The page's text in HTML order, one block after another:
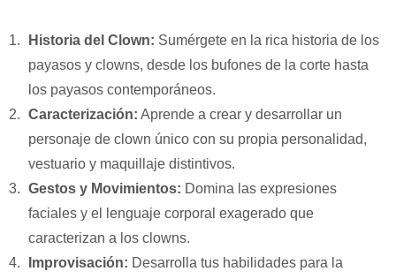
Historia del Clown: Sumérgete en la rica historia de los
payasos y clowns, desde los bufones de la corte hasta
los payasos contemporáneos.
Caracterización: Aprende a crear y desarrollar un
personaje de clown único con su propia personalidad,
vestuario y maquillaje distintivos.
Gestos y Movimientos: Domina las expresiones
faciales y el lenguaje corporal exagerado que
caracterizan a los clowns.
Improvisación: Desarrolla tus habilidades para la